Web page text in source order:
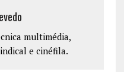
multimédia,
e cinéfila.